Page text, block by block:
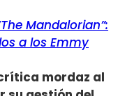
Mandalorian”:
a los Emmy
mordaz al